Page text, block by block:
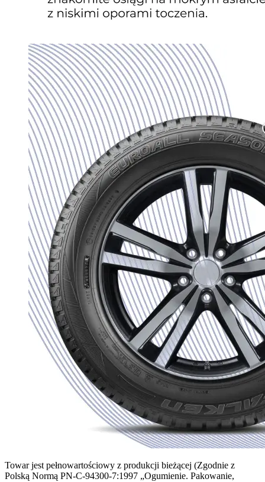
Towar jest pełnowartościowy z produkcji bieżącej (Zgodnie z
Polską Normą PN-C-94300-7:1997 „Ogumienie. Pakowanie,